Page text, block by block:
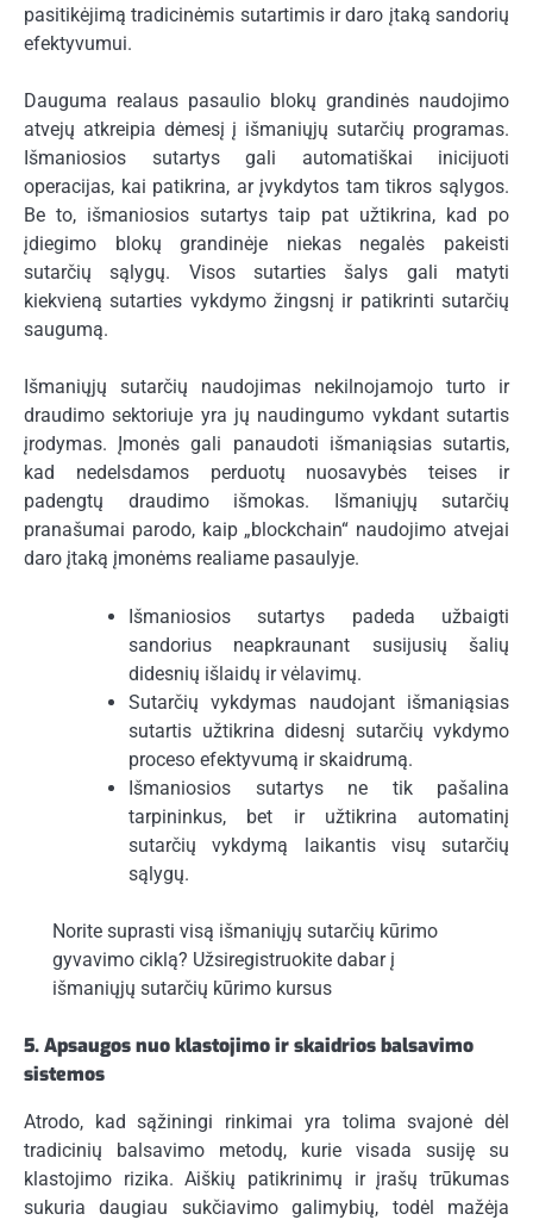
pasitikėjimą tradicinėmis sutartimis ir daro įtaką sandorių
efektyvumui.
Dauguma realaus pasaulio blokų grandinės naudojimo
atvejų atkreipia dėmesį į išmaniųjų sutarčių programas.
Išmaniosios sutartys gali automatiškai inicijuoti
operacijas, kai patikrina, ar įvykdytos tam tikros sąlygos.
Be to, išmaniosios sutartys taip pat užtikrina, kad po
įdiegimo blokų grandinėje niekas negalės pakeisti
sutarčių sąlygų. Visos sutarties šalys gali matyti
kiekvieną sutarties vykdymo žingsnį ir patikrinti sutarčių
saugumą.
Išmaniųjų sutarčių naudojimas nekilnojamojo turto ir
draudimo sektoriuje yra jų naudingumo vykdant sutartis
įrodymas. Įmonės gali panaudoti išmaniąsias sutartis,
kad nedelsdamos perduotų nuosavybės teises ir
padengtų draudimo išmokas. Išmaniųjų sutarčių
pranašumai parodo, kaip „blockchain“ naudojimo atvejai
daro įtaką įmonėms realiame pasaulyje.
Išmaniosios sutartys padeda užbaigti
sandorius neapkraunant susijusių šalių
didesnių išlaidų ir vėlavimų.
Sutarčių vykdymas naudojant išmaniąsias
sutartis užtikrina didesnį sutarčių vykdymo
proceso efektyvumą ir skaidrumą.
Išmaniosios sutartys ne tik pašalina
tarpininkus, bet ir užtikrina automatinį
sutarčių vykdymą laikantis visų sutarčių
sąlygų.
Norite suprasti visą išmaniųjų sutarčių kūrimo
gyvavimo ciklą? Užsiregistruokite dabar į
išmaniųjų sutarčių kūrimo kursus
5. Apsaugos nuo klastojimo ir skaidrios balsavimo
sistemos
Atrodo, kad sąžiningi rinkimai yra tolima svajonė dėl
tradicinių balsavimo metodų, kurie visada susiję su
klastojimo rizika. Aiškių patikrinimų ir įrašų trūkumas
sukuria daugiau sukčiavimo galimybių, todėl mažėja